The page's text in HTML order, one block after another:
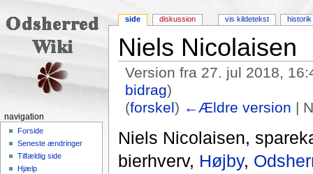
Niels Nicolaisen
Version fra 27. jul 2018,
bidrag)
(forskel) ←Ældre version |
Niels Nicolaisen,
bierhverv, Højby,
side diskussion vis kildetekst historik
navigation
Forside
Seneste ændringer
Tilfældig side
Hjælp